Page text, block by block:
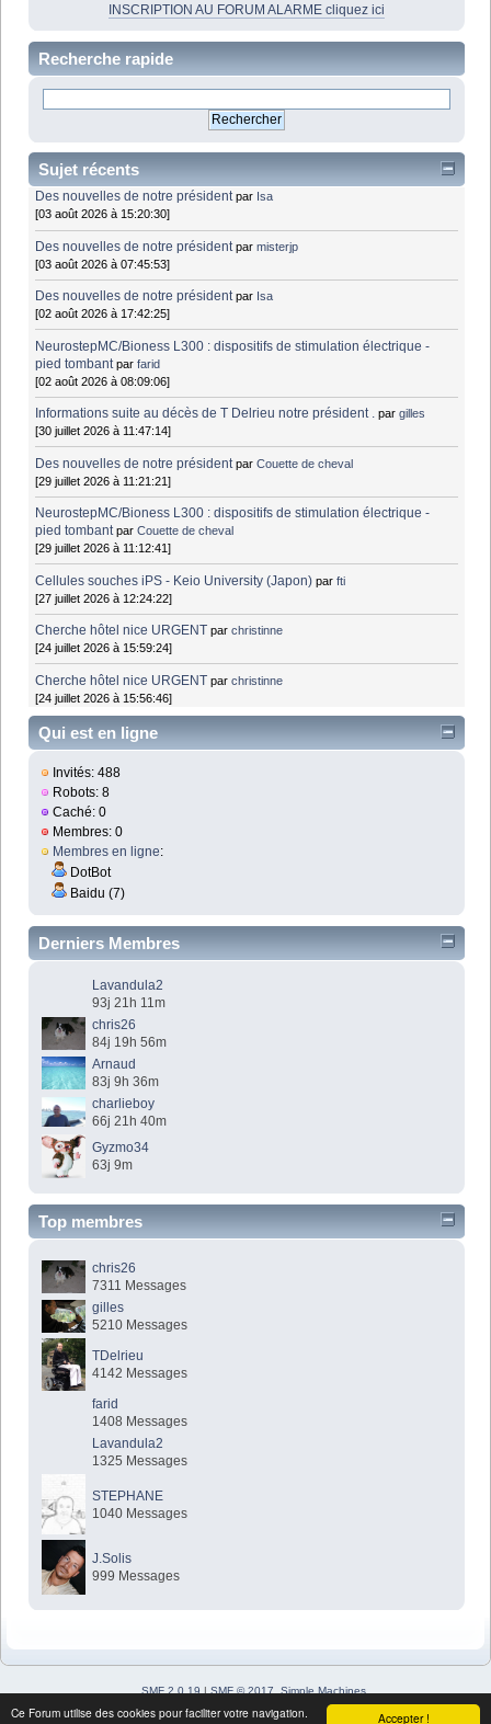
Accepter !
Ce Forum utilise des cookies pour faciliter votre navigation.
INSCRIPTION AU FORUM ALARME cliquez ici
Recherche rapide
Sujet récents
Des nouvelles de notre président par Isa
[03 août 2026 à 15:20:30]
Des nouvelles de notre président parmisterjp
[03 août 2026 à 07:45:53]
Des nouvelles de notre président par Isa
[02 août 2026 à 17:42:25]
NeurostepMC/Bioness L300 : dispositifs de stimulation électrique -
pied tombant parfarid
[02 août 2026 à 08:09:06]
Informations suite au décès de T Delrieu notre président . pargilles
[30 juillet 2026 à 11:47:14]
Des nouvelles de notre président parCouette de cheval
[29 juillet 2026 à 11:21:21]
NeurostepMC/Bioness L300 : dispositifs de stimulation électrique -
pied tombant parCouette de cheval
[29 juillet 2026 à 11:12:41]
Cellules souches iPS - Keio University (Japon) parfti
[27 juillet 2026 à 12:24:22]
Cherche hôtel nice URGENT parchristinne
[24 juillet 2026 à 15:59:24]
Cherche hôtel nice URGENT parchristinne
[24 juillet 2026 à 15:56:46]
Qui est en ligne
Invités: 488
Robots: 8
Caché: 0
Membres: 0
Membres en ligne:
DotBot
Baidu (7)
Derniers Membres
Lavandula2
93j 21h 11m
chris26
84j 19h 56m
Arnaud
83j 9h 36m
charlieboy
66j 21h 40m
Gyzmo34
63j 9m
Top membres
chris26
7311 Messages
gilles
5210 Messages
TDelrieu
4142 Messages
farid
1408 Messages
Lavandula2
1325 Messages
STEPHANE
1040 Messages
J.Solis
999 Messages
SMF 2.0.19 | SMF © 2017
Simple Machines
Simple Audio Video Embedder
SimplePortal 2.3.7 © 2008-2026, SimplePortal